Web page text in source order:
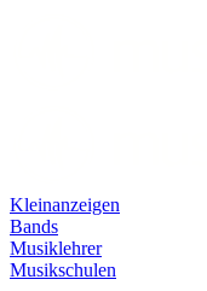
Kleinanzeigen
Bands
Musiklehrer
Musikschulen